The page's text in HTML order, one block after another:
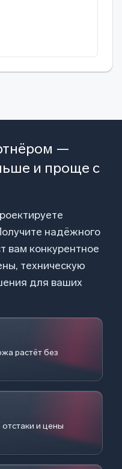
—
и проще с
надёжного
вам конкурентное
техническую
для ваших
растёт без
и цены